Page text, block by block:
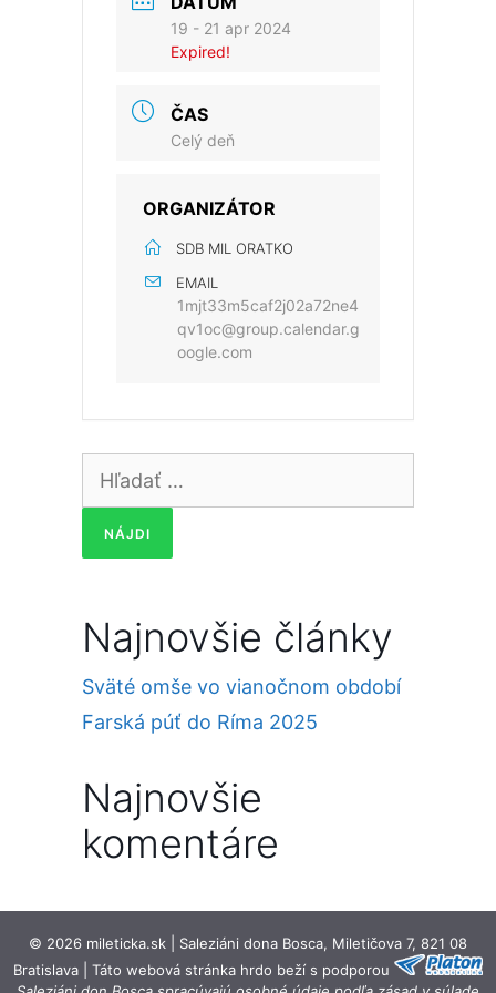
19 - 21 apr 2024
Expired!
ČAS
Celý deň
ORGANIZÁTOR
SDB MIL ORATKO
EMAIL
1mjt33m5caf2j02a72ne4
qv1oc@group.calendar.g
oogle.com
Hľadať:
Najnovšie články
Sväté omše vo vianočnom období
Farská púť do Ríma 2025
Najnovšie
komentáre
© 2026 mileticka.sk | Saleziáni dona Bosca, Miletičova 7, 821 08
Bratislava | Táto webová stránka hrdo beží s podporou